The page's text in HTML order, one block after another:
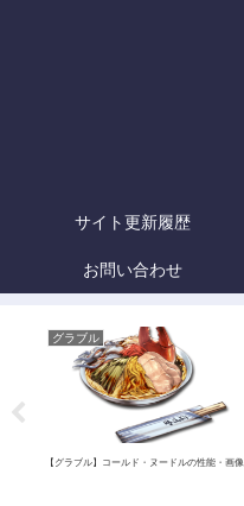
サイト更新履歴
お問い合わせ
グラブル
【グラブル】コールド・ヌードルの性能・画像